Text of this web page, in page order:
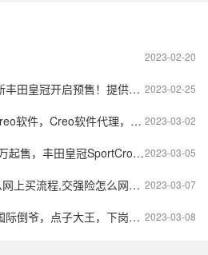
2023-02-20
2023-02-25
提供两种动力选择，预计于二月内上市
2023-03-02
软件代理，正版Creo常用模块介绍
2023-03-05
SportCross来了，广州车展开启预售
2023-03-07
流程,交强险怎么网上买app
2023-03-08
，下岗初潮，华东水灾和出租车市场化